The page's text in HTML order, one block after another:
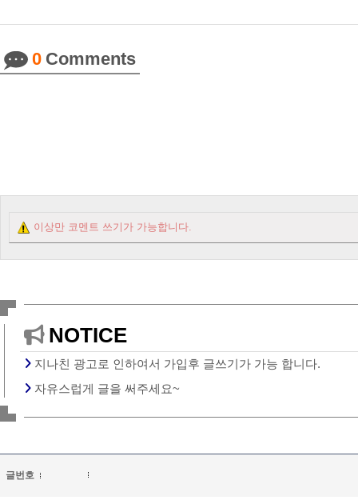
0 Comments
이상만 코멘트 쓰기가 가능합니다.
NOTICE
지나친 광고로 인하여서 가입후 글쓰기가 가능 합니다.
자유스럽게 글을 써주세요~
글번호